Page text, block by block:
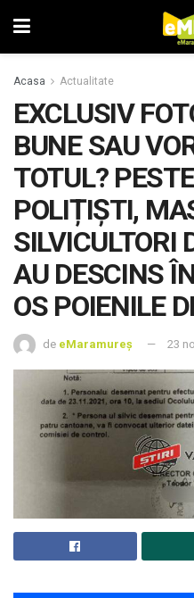
Acasa Actualitate
EXCLUSIV
BUNE SAU
TOTUL?
POLIȚIȘTI,
SILVICULTORI
AU DESCINS
OS POIENILE
de eMaramureș 23